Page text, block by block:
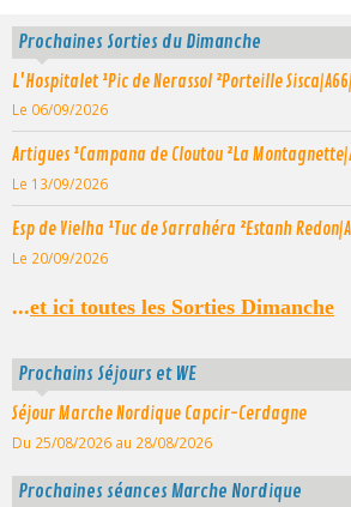
Prochaines Sorties du Dimanche
L'Hospitalet ¹Pic de Nerassol ²Porteille
Le 06/09/2026
Artigues ¹Campana de Cloutou ²La
Le 13/09/2026
Esp de Vielha ¹Tuc de Sarrahéra ²Estanh
Le 20/09/2026
...et ici toutes les Sorties Dimanche
Prochains Séjours et WE
Séjour Marche Nordique Capcir-Cerdagne
Du 25/08/2026 au 28/08/2026
Prochaines séances Marche Nordique